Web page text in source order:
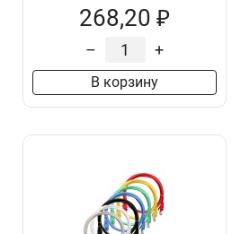
268,20 ₽
– +
В корзину